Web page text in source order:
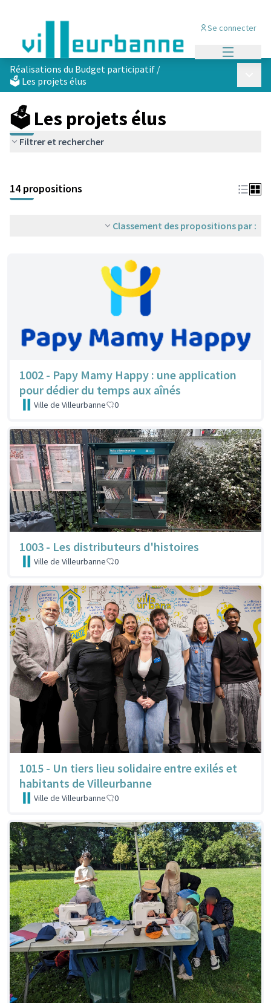
Se connecter
Réalisations du Budget participatif /
🗳️ Les projets élus
🗳️ Les projets élus
Filtrer et rechercher
+
−
14 propositions
Classement des propositions par :
1002 - Papy Mamy Happy : une application
pour dédier du temps aux aînés
Ville de Villeurbanne 0
1003 - Les distributeurs d'histoires
Ville de Villeurbanne 0
1015 - Un tiers lieu solidaire entre exilés et
habitants de Villeurbanne
Ville de Villeurbanne 0